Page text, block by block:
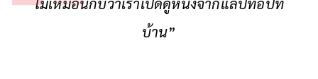
บ้าน”